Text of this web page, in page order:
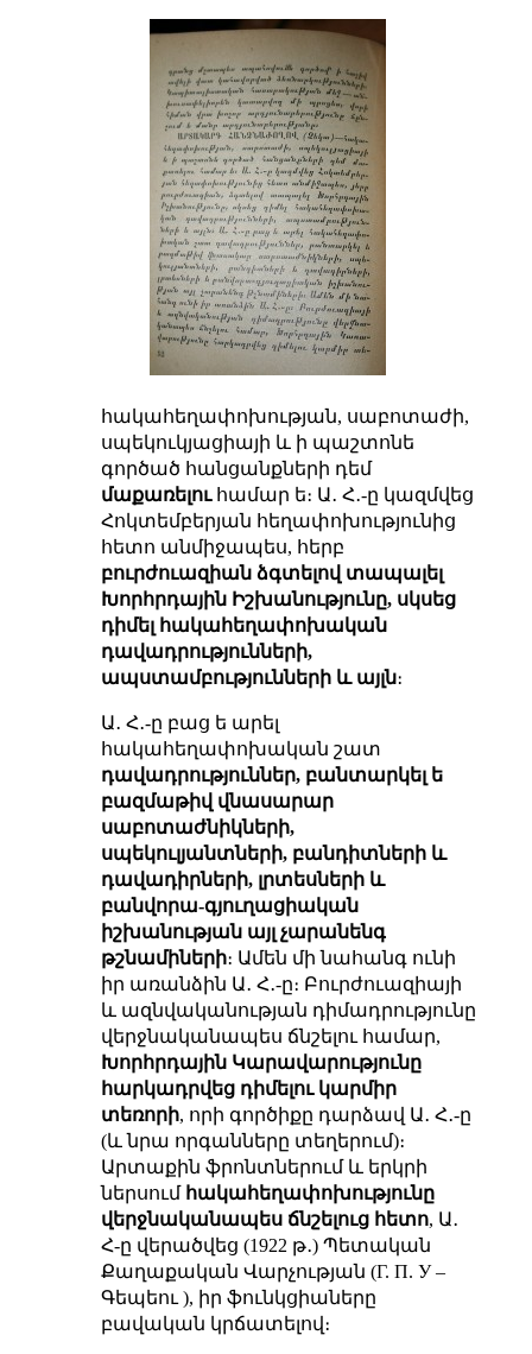
հակահեղափոխության, սաբոտաժի,
սպեկուկյացիայի և ի պաշտոնե
գործած հանցանքների դեմ
մաքառելուհամար ե։ Ա․ Հ․-ը կազմվեց
Հոկտեմբերյան հեղափոխությունից
հետո անմիջապես, հերբ
բուրժուազիան ձգտելով տապալել
Խորհրդային Իշխանությունը, սկսեց
դիմել հակահեղափոխական
դավադրությունների,
ապստամբությունների և այլն։
Ա․ Հ․-ը բաց ե արել
հակահեղափոխական շատ
դավադրություններ, բանտարկել ե
բազմաթիվ վնասարար
սաբոտաժնիկների,
սպեկուլյանտների, բանդիտների և
դավադիրների, լրտեսների և
բանվորա-գյուղացիական
իշխանության այլ չարանենգ
թշնամիների։ Ամեն մի նահանգ ունի
իր առանձին Ա․ Հ․-ը։ Բուրժուազիայի
և ազնվականության դիմադրությունը
վերջնականապես ճնշելու համար,
Խորհրդային Կարավարությունը
հարկադրվեցդիմելու կարմիր
տեռորի, որի գործիքը դարձավ Ա․ Հ․-ը
(և նրա որգանները տեղերում)։
Արտաքին ֆրոնտներում և երկրի
ներսում հակահեղափոխությունը
վերջնականապես ճնշելուց հետո, Ա․
Հ-ը վերածվեց (1922 թ․) Պետական
Քաղաքական Վարչության (Г. П. У –
Գեպեու ), իր ֆունկցիաները
բավական կրճատելով։